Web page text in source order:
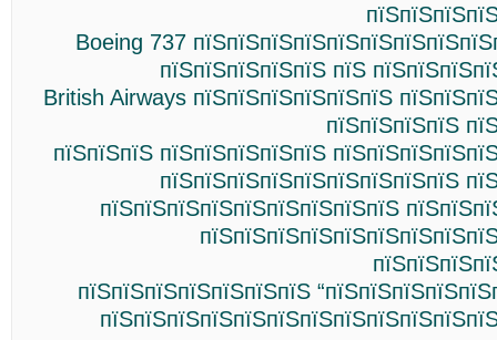
Boeing 737
пїЅпїЅпїЅпїЅпїЅ пїЅ
British Airways пїЅпїЅпїЅпїЅпїЅпїЅ
пїЅпїЅпїЅпїЅ
пїЅпїЅпїЅ пїЅпїЅпїЅпїЅпїЅ
пїЅпїЅпїЅпїЅпїЅпїЅпїЅпїЅпїЅ
пїЅпїЅпїЅпїЅпїЅпїЅпїЅпїЅпїЅ
пїЅпїЅпїЅпїЅпїЅпїЅпїЅ